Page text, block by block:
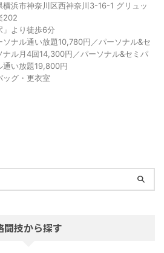
横浜市神奈川区西神奈川3-16-1 グリュッ
202
」より徒歩6分
ソナル通い放題10,780円／パーソナル&セ
ナル月4回14,300円／パーソナル&セミパ
通い放題19,800円
ッグ・更衣室
闘技から探す